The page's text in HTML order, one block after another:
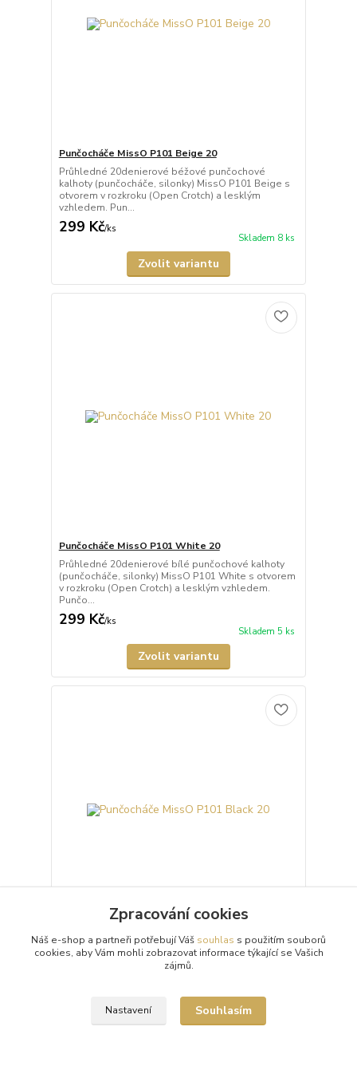
Punčocháče MissO P101 Beige 20
Průhledné 20denierové béžové punčochové
kalhoty (punčocháče, silonky) MissO P101 Beige s
otvorem v rozkroku (Open Crotch) a lesklým
vzhledem. Pun...
299 Kč/ks
Skladem 8 ks
Zvolit variantu
Punčocháče MissO P101 White 20
Průhledné 20denierové bílé punčochové kalhoty
(punčocháče, silonky) MissO P101 White s otvorem
v rozkroku (Open Crotch) a lesklým vzhledem.
Punčo...
299 Kč/ks
Skladem 5 ks
Zvolit variantu
Punčocháče MissO P101 Black 20
Průhledné 20denierové černé punčochové kalhoty
(punčocháče, silonky) MissO P101 Black s otvorem
/ks
Skladem 9 ks
Zpracování cookies
Náš e-shop a partneři potřebují Váš souhlas s použitím souborů
cookies, aby Vám mohli zobrazovat informace týkající se Vašich
zájmů.
Nastavení Souhlasím